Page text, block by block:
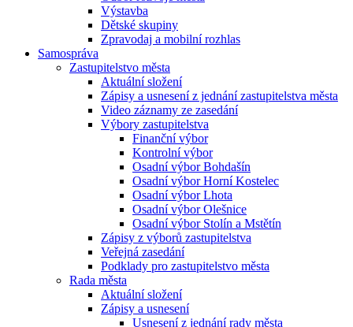
Výstavba
Dětské skupiny
Zpravodaj a mobilní rozhlas
Samospráva
Zastupitelstvo města
Aktuální složení
Zápisy a usnesení z jednání zastupitelstva města
Video záznamy ze zasedání
Výbory zastupitelstva
Finanční výbor
Kontrolní výbor
Osadní výbor Bohdašín
Osadní výbor Horní Kostelec
Osadní výbor Lhota
Osadní výbor Olešnice
Osadní výbor Stolín a Mstětín
Zápisy z výborů zastupitelstva
Veřejná zasedání
Podklady pro zastupitelstvo města
Rada města
Aktuální složení
Zápisy a usnesení
Usnesení z jednání rady města